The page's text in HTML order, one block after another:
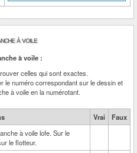
à voile
à voile :
celles qui sont exactes.
le numéro correspondant sur le dessin et
à voile en la numérotant.
Vrai
Faux
à voile lofe. Sur le
le flotteur.